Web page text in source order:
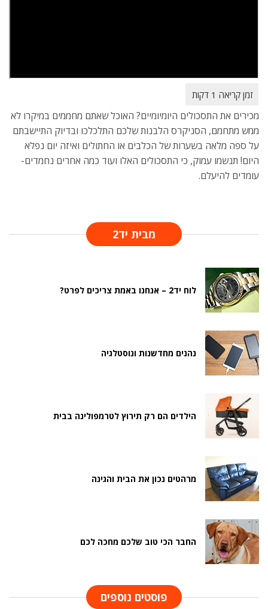
מכירים את התסכולים היומיומיים? האוכל שאתם מחממים במיקרו לא
ממש מתחמם, הסניקרס הלבנות שלכם התלכלכו ובדיוק התיישבתם
על ספה מלאה בשערות של הכלבים או החתולים ואיזה יום נפלא
היום! תנשמו עמוק, כי התסכולים האלו ועוד כמה אחרים נחמדים-
עומדים להיעלם.
מבית יד2
לוח יד2 – אנחנו באמת צריכים לפרט?
נהנים מחדשנות ונוסטלגיה
הילדים הם רק תירוץ לטרמפולינה בבית
מרהטים נכון את הבית והגינה
החבר הכי טוב שלכם מחכה לכם
פוסטים נוספים